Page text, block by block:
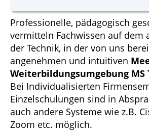
Professionelle, pädagogisch
vermitteln Fachwissen auf dem
der Technik, in der von uns
angenehmen und intuitiven
Weiterbildungsumgebung MS
Bei Individualisierten
Einzelschulungen sind in
auch andere Systeme wie z.B.
Zoom etc. möglich.